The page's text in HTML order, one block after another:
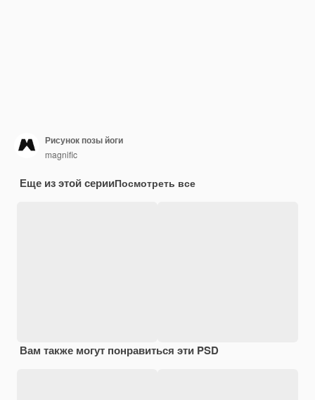
Рисунок позы йоги
magnific
Еще из этой серииПосмотреть все
Вам также могут понравиться эти PSD